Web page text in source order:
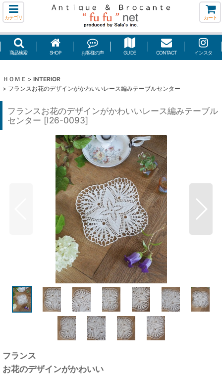
カテゴリ カート
商品検索 SHOP お客様の声 GUIDE CONTACT インスタ
ＨＯＭＥ > INTERIOR
> フランスお花のデザインがかわいいレース編みテーブルセンター
フランスお花のデザインがかわいいレース編みテーブル
センター [I26-0093]
フランス
お花のデザインがかわいい